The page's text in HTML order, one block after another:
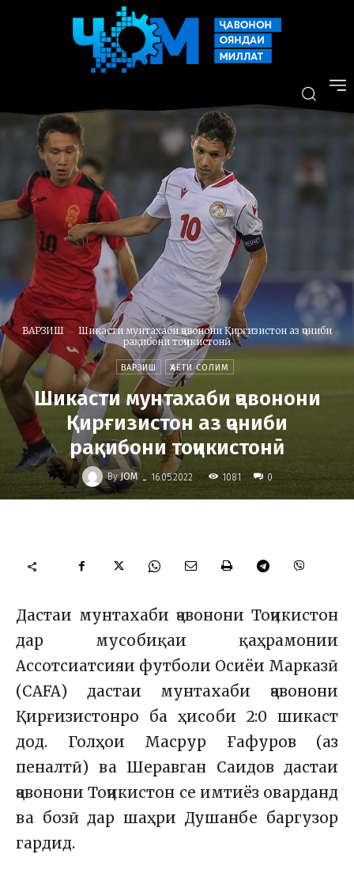
ВАРЗИШ
Шикасти мунтахаби ҷавонони Қирғизистон аз ҷониби
рақибони тоҷикистонӣ
ВАРЗИШ ҲАЁТИ СОЛИМ
Шикасти мунтахаби ҷавонони
Қирғизистон аз ҷониби
рақибони тоҷикистонӣ
By JOM - 16.05.2022 1081 0
Дастаи мунтахаби ҷавонони Тоҷикистон
дар мусобиқаи қаҳрамонии
Ассотсиатсияи футболи Осиёи Марказӣ
(CAFA) дастаи мунтахаби ҷавонони
Қирғизистонро ба ҳисоби 2:0 шикаст
дод. Голҳои Масрур Ғафуров (аз
пеналтӣ) ва Шеравган Саидов дастаи
ҷавонони Тоҷикистон се имтиёз оварданд
ва бозӣ дар шаҳри Душанбе баргузор
гардид.